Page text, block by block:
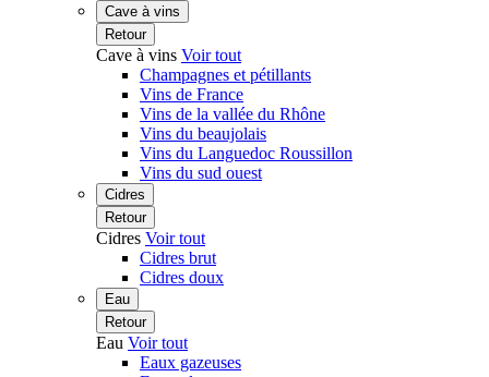
Cave à vins
Retour
Cave à vins Voir tout
Champagnes et pétillants
Vins de France
Vins de la vallée du Rhône
Vins du beaujolais
Vins du Languedoc Roussillon
Vins du sud ouest
Cidres
Retour
Cidres Voir tout
Cidres brut
Cidres doux
Eau
Retour
Eau Voir tout
Eaux gazeuses